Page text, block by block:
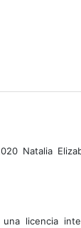
Natalia
licencia